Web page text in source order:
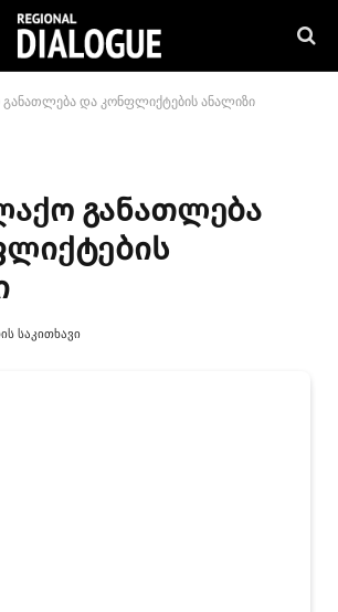
და კონფლიქტების ანალიზი
განათლება
ᲡᲐᲙᲘᲗᲮᲐᲕᲘ